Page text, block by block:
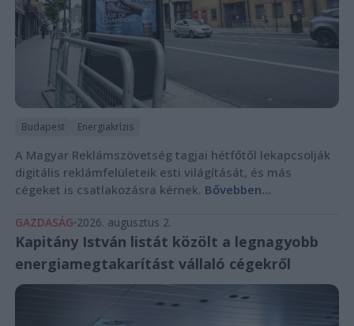
Budapest Energiakrízis
A Magyar Reklámszövetség tagjai hétfőtől lekapcsolják
digitális reklámfelületeik esti világítását, és más
cégeket is csatlakozásra kérnek. Bővebben...
GAZDASÁG 2026. augusztus 2.
Kapitány István listát közölt a legnagyobb
energiamegtakarítást vállaló cégekről